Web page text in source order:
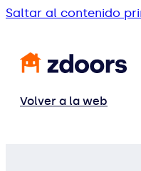
Saltar al contenido
Volver a la web